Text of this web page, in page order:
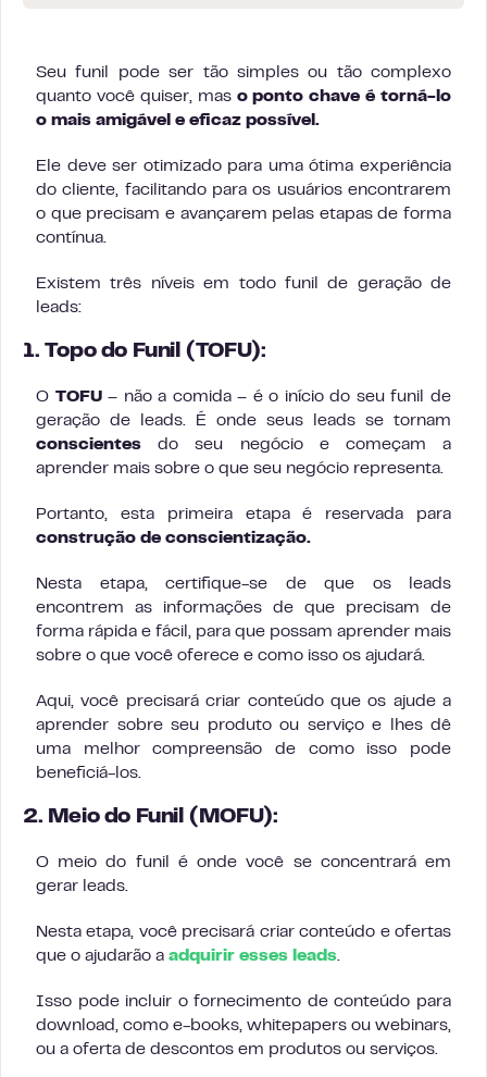
Seu funil pode ser tão simples ou tão complexo
quanto você quiser, mas o ponto chave é torná-lo
o mais amigável e eficaz possível.
Ele deve ser otimizado para uma ótima experiência
do cliente, facilitando para os usuários encontrarem
o que precisam e avançarem pelas etapas de forma
contínua.
Existem três níveis em todo funil de geração de
leads:
1. Topo do Funil (TOFU):
O TOFU– não a comida – é o início do seu funil de
geração de leads. É onde seus leads se tornam
conscientes do seu negócio e começam a
aprender mais sobre o que seu negócio representa.
Portanto, esta primeira etapa é reservada para
construção de conscientização.
Nesta etapa, certifique-se de que os leads
encontrem as informações de que precisam de
forma rápida e fácil, para que possam aprender mais
sobre o que você oferece e como isso os ajudará.
Aqui, você precisará criar conteúdo que os ajude a
aprender sobre seu produto ou serviço e lhes dê
uma melhor compreensão de como isso pode
beneficiá-los.
2. Meio do Funil (MOFU):
O meio do funil é onde você se concentrará em
gerar leads.
Nesta etapa, você precisará criar conteúdo e ofertas
que o ajudarão a adquirir esses leads.
Isso pode incluir o fornecimento de conteúdo para
download, como e-books, whitepapers ou webinars,
ou a oferta de descontos em produtos ou serviços.